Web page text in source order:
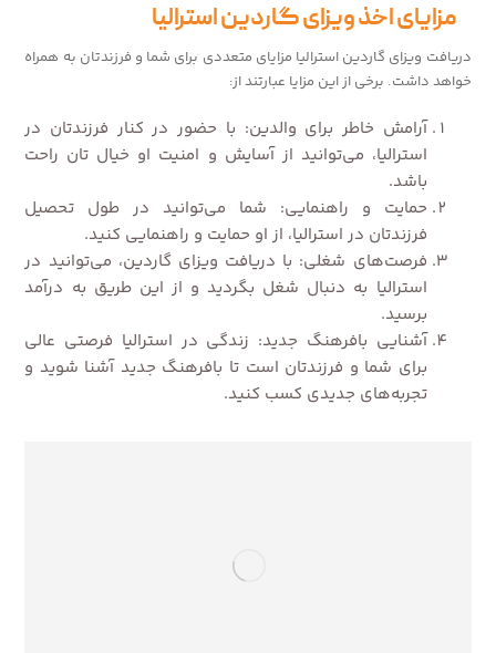
مزایای اخذ ویزای گاردین استرالیا
دریافت ویزای گاردین استرالیا مزایای متعددی برای شما و فرزندتان به همراه
خواهد داشت. برخی از این مزایا عبارتند از:
آرامش خاطر برای والدین: با حضور در کنار فرزندتان در
استرالیا، می‌توانید از آسایش و امنیت او خیال تان راحت
باشد.
حمایت و راهنمایی: شما می‌توانید در طول تحصیل
فرزندتان در استرالیا، از او حمایت و راهنمایی کنید.
فرصت‌های شغلی: با دریافت ویزای گاردین، می‌توانید در
استرالیا به دنبال شغل بگردید و از این طریق به درآمد
برسید.
آشنایی بافرهنگ جدید: زندگی در استرالیا فرصتی عالی
برای شما و فرزندتان است تا بافرهنگ جدید آشنا شوید و
تجربه‌های جدیدی کسب کنید.